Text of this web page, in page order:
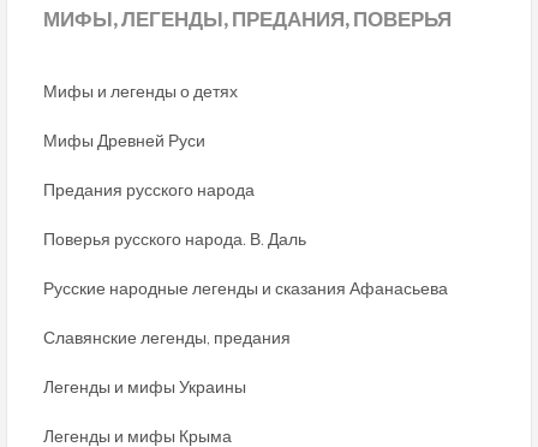
МИФЫ,ЛЕГЕНДЫ, ПРЕДАНИЯ, ПОВЕРЬЯ
Мифы и легенды о детях
Мифы Древней Руси
Предания русского народа
Поверья русского народа. В. Даль
Русские народные легенды и сказания Афанасьева
Славянские легенды, предания
Легенды и мифы Украины
Легенды и мифы Крыма